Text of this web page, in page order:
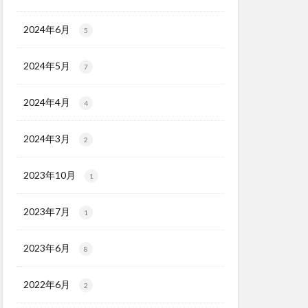
2024年6月 5
2024年5月 7
2024年4月 4
2024年3月 2
2023年10月 1
2023年7月 1
2023年6月 8
2022年6月 2